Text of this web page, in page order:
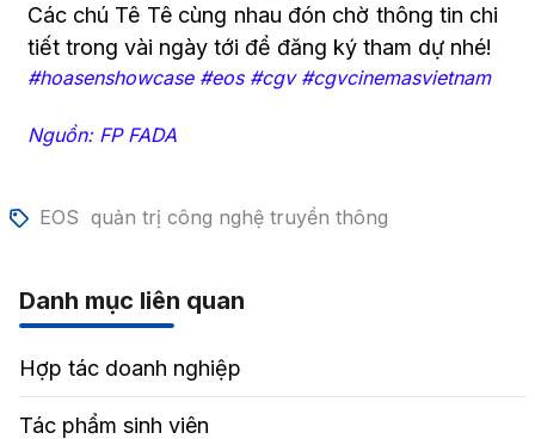
Các chú Tê Tê cùng nhau đón chờ thông tin chi
tiết trong vài ngày tới để đăng ký tham dự nhé!
#hoasenshowcase #eos #cgv #cgvcinemasvietnam
Nguồn: FP FADA
EOS quản trị công nghệ truyền thông
Danh mục liên quan
Hợp tác doanh nghiệp
Tác phẩm sinh viên